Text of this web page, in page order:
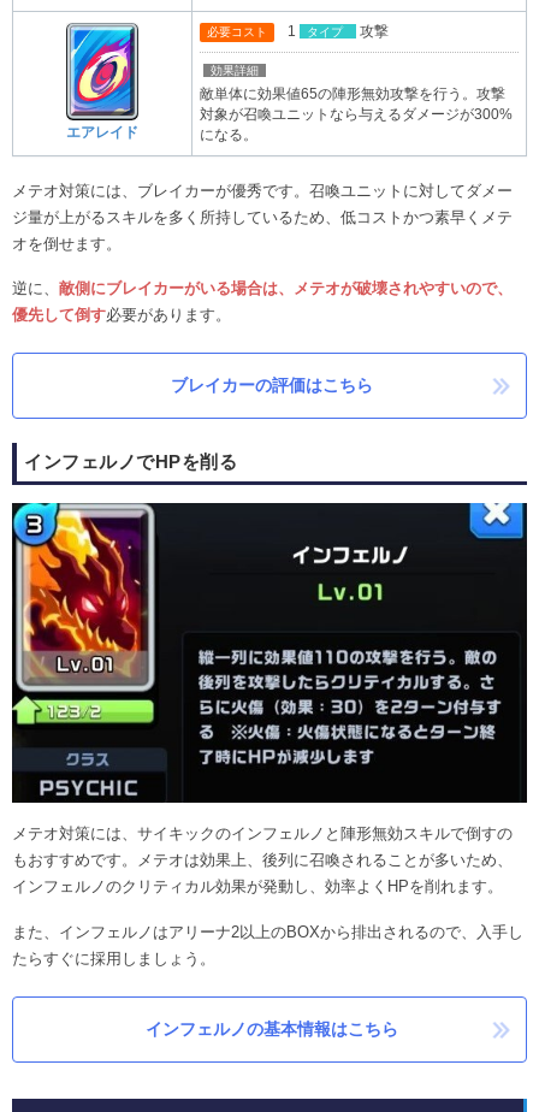
エアレイド
必要コスト 1 タイプ 攻撃
効果詳細
敵単体に効果値65の陣形無効攻撃を行う。攻撃
対象が召喚ユニットなら与えるダメージが300%
になる。
メテオ対策には、ブレイカーが優秀です。召喚ユニットに対してダメー
ジ量が上がるスキルを多く所持しているため、低コストかつ素早くメテ
オを倒せます。
逆に、 敵側にブレイカーがいる場合は、メテオが破壊されやすいので、
優先して倒す必要があります。
ブレイカーの評価はこちら
インフェルノでHPを削る
メテオ対策には、サイキックのインフェルノと陣形無効スキルで倒すの
もおすすめです。メテオは効果上、後列に召喚されることが多いため、
インフェルノのクリティカル効果が発動し、効率よくHPを削れます。
また、インフェルノはアリーナ2以上のBOXから排出されるので、入手し
たらすぐに採用しましょう。
インフェルノの基本情報はこちら